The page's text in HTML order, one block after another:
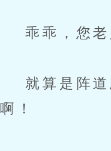
乖乖，您老
就算是阵道
啊！